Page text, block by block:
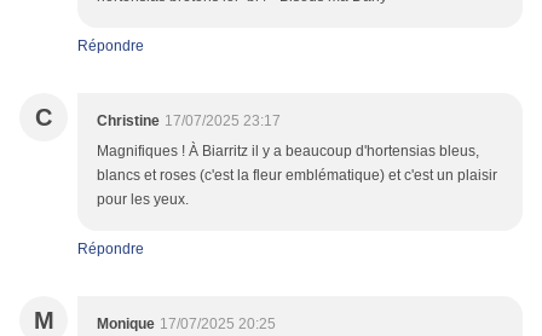
Répondre
C Christine 17/07/2025 23:17
Magnifiques ! À Biarritz il y a beaucoup d'hortensias bleus,
blancs et roses (c'est la fleur emblématique) et c'est un plaisir
pour les yeux.
Répondre
M Monique 17/07/2025 20:25